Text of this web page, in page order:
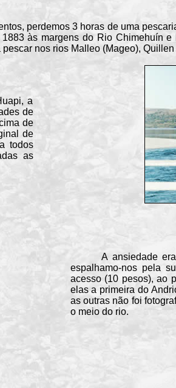
perdemos 3 horas de uma
às margens do Rio Chimehuín
nos rios Malleo (Mageo),
a
de
de
de
todos
as
A ansiedade era
espalhamo-nos pela
acesso (10 pesos), ao
elas a primeira do
as outras não foi
o meio do rio.